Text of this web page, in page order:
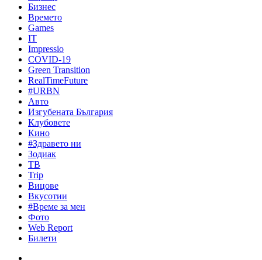
Бизнес
Времето
Games
IT
Impressio
COVID-19
Green Transition
RealTimeFuture
#URBN
Авто
Изгубената България
Клубовете
Кино
#Здравето ни
Зодиак
ТВ
Trip
Вицове
Вкусотии
#Време за мен
Фото
Web Report
Билети